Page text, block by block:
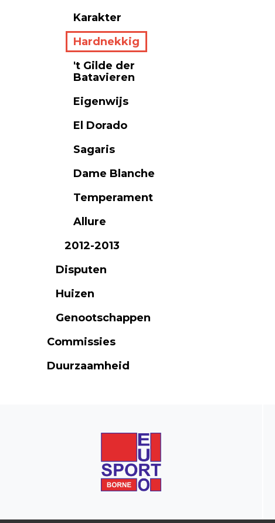
Karakter
Hardnekkig
't Gilde der
Batavieren
Eigenwijs
El Dorado
Sagaris
Dame Blanche
Temperament
Allure
2012-2013
Disputen
Huizen
Genootschappen
Commissies
Duurzaamheid